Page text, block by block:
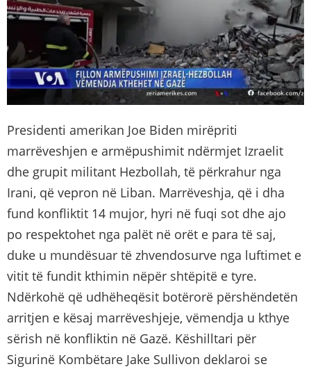
Presidenti amerikan Joe Biden mirëpriti
marrëveshjen e armëpushimit ndërmjet Izraelit
dhe grupit militant Hezbollah, të përkrahur nga
Irani, që vepron në Liban. Marrëveshja, që i dha
fund konfliktit 14 mujor, hyri në fuqi sot dhe ajo
po respektohet nga palët në orët e para të saj,
duke u mundësuar të zhvendosurve nga luftimet e
vitit të fundit kthimin nëpër shtëpitë e tyre.
Ndërkohë që udhëheqësit botërorë përshëndetën
arritjen e kësaj marrëveshjeje, vëmendja u kthye
sërish në konfliktin në Gazë. Këshilltari për
Sigurinë Kombëtare Jake Sullivon deklaroi se